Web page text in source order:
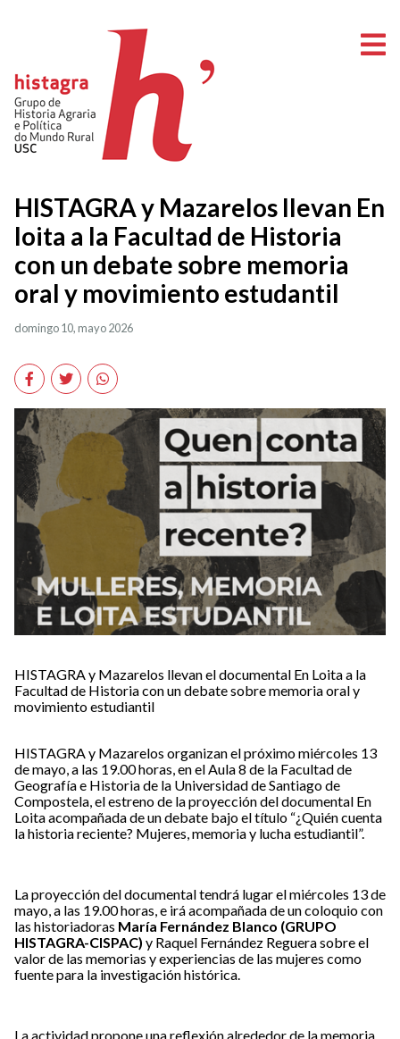
HISTAGRA y Mazarelos llevan En
loita a la Facultad de Historia
con un debate sobre memoria
oral y movimiento estudantil
domingo 10, mayo 2026
Facebook
TwitterWhatsApp
HISTAGRA y Mazarelos llevan el documental En Loita a la
Facultad de Historia con un debate sobre memoria oral y
movimiento estudiantil
HISTAGRA y Mazarelos organizan el próximo miércoles 13
de mayo, a las 19.00 horas, en el Aula 8 de la Facultad de
Geografía e Historia de la Universidad de Santiago de
Compostela, el estreno de la proyección del documental En
Loita acompañada de un debate bajo el título “¿Quién cuenta
la historia reciente? Mujeres, memoria y lucha estudiantil”.
La proyección del documental tendrá lugar el miércoles 13 de
mayo, a las 19.00 horas, e irá acompañada de un coloquio con
las historiadoras María Fernández Blanco (GRUPO
HISTAGRA-CISPAC) y Raquel Fernández Reguera sobre el
valor de las memorias y experiencias de las mujeres como
fuente para la investigación histórica.
La actividad propone una reflexión alrededor de la memoria